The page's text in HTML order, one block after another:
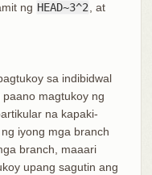
ng HEAD~3^2
, at
sa indibidwal
magtukoy ng
na kapaki-
iyong mga branch
branch, maaari
upang sagutin ang